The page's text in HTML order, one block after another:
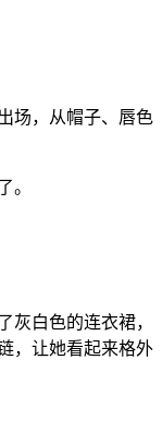
场，从帽子、唇色
。
灰白色的连衣裙，
，让她看起来格外